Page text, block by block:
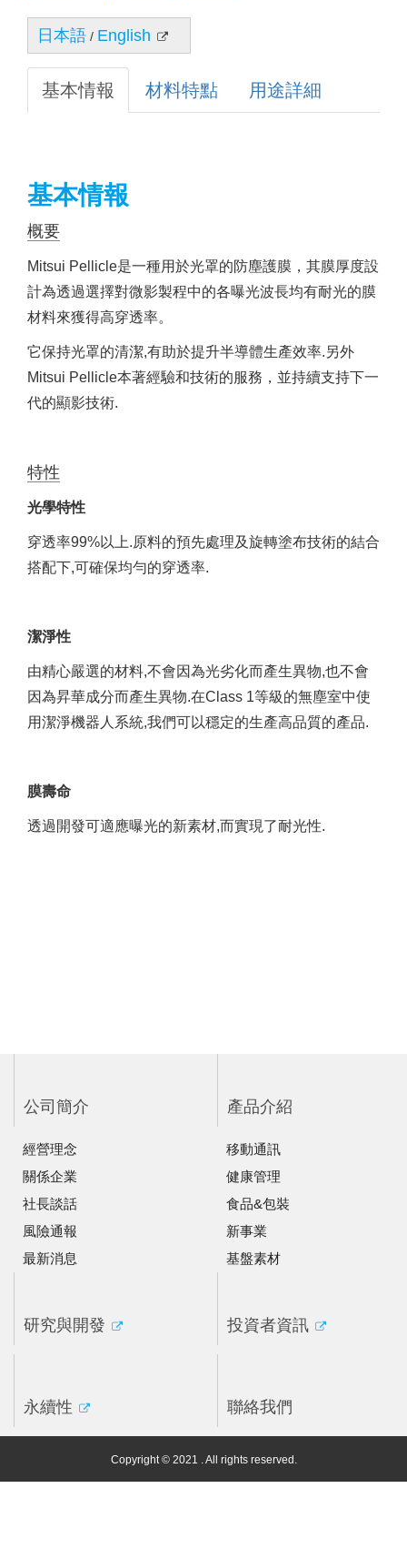
日本語 / English
基本情報 材料特點 用途詳細
基本情報
概要
Mitsui Pellicle是一種用於光罩的防塵護膜，其膜厚度設
計為透過選擇對微影製程中的各曝光波長均有耐光的膜
材料來獲得高穿透率。
它保持光罩的清潔,有助於提升半導體生產效率.另外
Mitsui Pellicle本著經驗和技術的服務，並持續支持下一
代的顯影技術.
特性
光學特性
穿透率99%以上.原料的預先處理及旋轉塗布技術的結合
搭配下,可確保均勻的穿透率.
潔淨性
由精心嚴選的材料,不會因為光劣化而產生異物,也不會
因為昇華成分而產生異物.在Class 1等級的無塵室中使
用潔淨機器人系統,我們可以穩定的生產高品質的產品.
膜壽命
透過開發可適應曝光的新素材,而實現了耐光性.
公司簡介
經營理念
關係企業
社長談話
風險通報
最新消息
產品介紹
移動通訊
健康管理
食品&包裝
新事業
基盤素材
研究與開發 投資者資訊
永續性 聯絡我們
Copyright © 2021 . All rights reserved.